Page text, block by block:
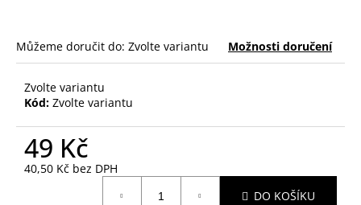
Můžeme doručit do: Zvolte variantu Možnosti doručení
Zvolte variantu
Kód: Zvolte variantu
49 Kč
40,50 Kč bez DPH
DO KOŠÍKU
e
m
PILNÍK
NA
NEHTY
JAPONSKÉHO